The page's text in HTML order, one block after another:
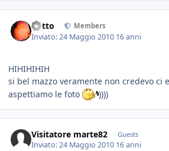
dotto Members
Inviato:24 Maggio 2010 16 anni
HIHIHIHIH
si bel mazzo veramente non credevo ci
aspettiamo le foto
))))
Visitatore marte82 Guests
Inviato:24 Maggio 2010 16 anni